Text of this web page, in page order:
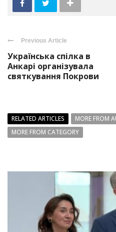
Previous Article
Українська спілка в
Анкарі організувала
святкування Покрови
RELATED ARTICLES
MORE FROM
MORE FROM CATEGORY